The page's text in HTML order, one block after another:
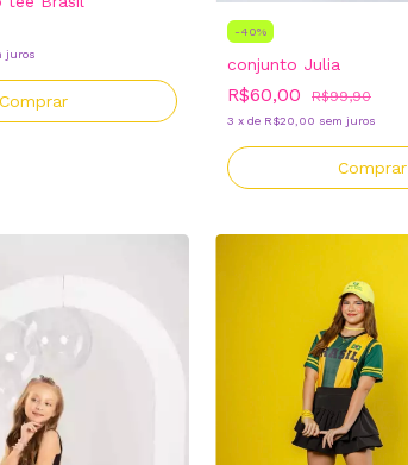
juros
Comprar
-40%
conjunto Julia
R$60,00 R$99,90
3 x de R$20,00 sem juros
Comprar